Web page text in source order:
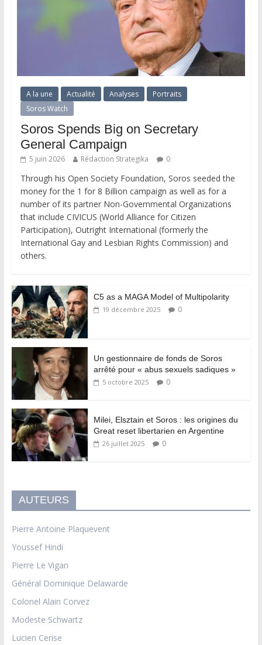
A la une Actualité Analyses
Portraits
Soros Watch
Soros Spends Big on Secretary
General Campaign
5 juin 2026 Rédaction Strategika 0
Through his Open Society Foundation, Soros seeded the
money for the 1 for 8 Billion campaign as well as for a
number of its partner Non-Governmental Organizations
that include CIVICUS (World Alliance for Citizen
Participation), Outright International (formerly the
International Gay and Lesbian Rights Commission) and
others.
C5 as a MAGA Model of Multipolarity
19 décembre 2025 0
Un gestionnaire de fonds de Soros
arrêté pour « abus sexuels sadiques »
5 octobre 2025 0
Milei, Elsztain et Soros : les origines du
Great reset libertarien en Argentine
26 juillet 2025 0
AUTEURS
Pierre Antoine Plaquevent
Youssef Hindi
Pierre Le Vigan
Général Dominique Delawarde
Colonel Alain Corvez
Modeste Schwartz
Lucien Cerise